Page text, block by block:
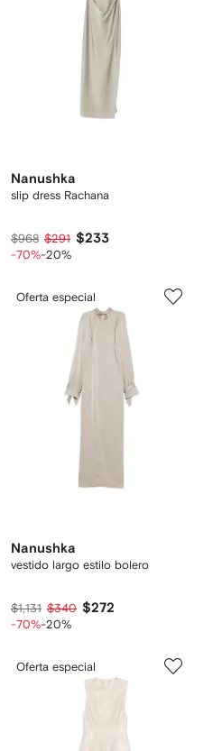
Nanushka
slip dress Rachana
$968 $291 $233
-70%-20%
Oferta especial
Nanushka
vestido largo estilo bolero
$1,131 $340 $272
-70%-20%
Oferta especial